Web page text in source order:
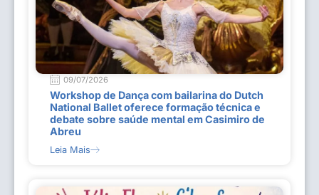
09/07/2026
Workshop de Dança com bailarina do Dutch
National Ballet oferece formação técnica e
debate sobre saúde mental em Casimiro de
Abreu
Leia Mais